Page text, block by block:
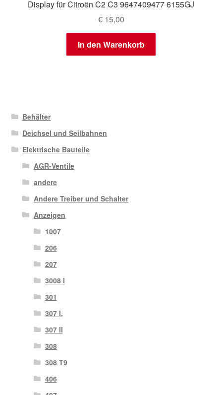
Display für Citroën C2 C3 9647409477 6155GJ
€15,00
In den Warenkorb
Behälter
Deichsel und Seilbahnen
Elektrische Bauteile
AGR-Ventile
andere
Andere Treiber und Schalter
Anzeigen
1007
206
207
3008 I
301
307 I.
307 II
308
308 T9
406